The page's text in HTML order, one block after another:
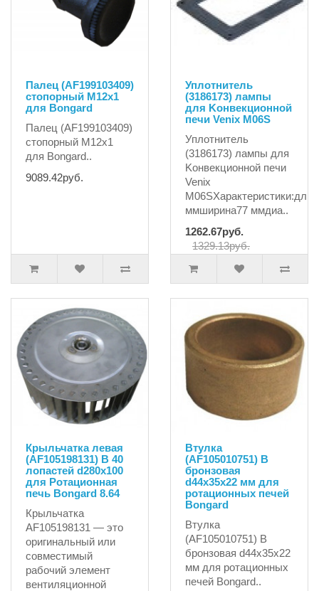
Палец (AF199103409)
стопорный M12x1
для Bongard
Палец (AF199103409)
стопорный M12x1
для Bongard..
9089.42руб.
Уплотнитель
(3186173) лампы
для Kонвекционной
печи Venix M06S
Уплотнитель
(3186173) лампы для
Kонвекционной печи
Venix
ммширина77 ммдиа..
1262.67руб.
1329.13руб.
Крыльчатка левая
(AF105198131) B 40
лопастей d280x100
для Ротационная
печь Bongard 8.64
Крыльчатка
AF105198131 — это
оригинальный или
совместимый
рабочий элемент
вентиляционной
Втулка
(AF105010751) B
бронзовая
d44x35x22 мм для
ротационных печей
Bongard
Втулка
(AF105010751) B
бронзовая d44x35x22
мм для ротационных
печей Bongard..